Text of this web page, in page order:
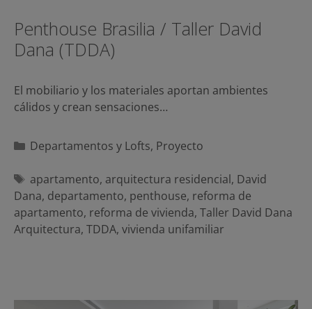
Penthouse Brasilia / Taller David
Dana (TDDA)
El mobiliario y los materiales aportan ambientes
cálidos y crean sensaciones…
Categorías
Departamentos y Lofts, Proyecto
Etiquetas
apartamento, arquitectura residencial, David
Dana, departamento, penthouse, reforma de
apartamento, reforma de vivienda, Taller David Dana
Arquitectura, TDDA, vivienda unifamiliar